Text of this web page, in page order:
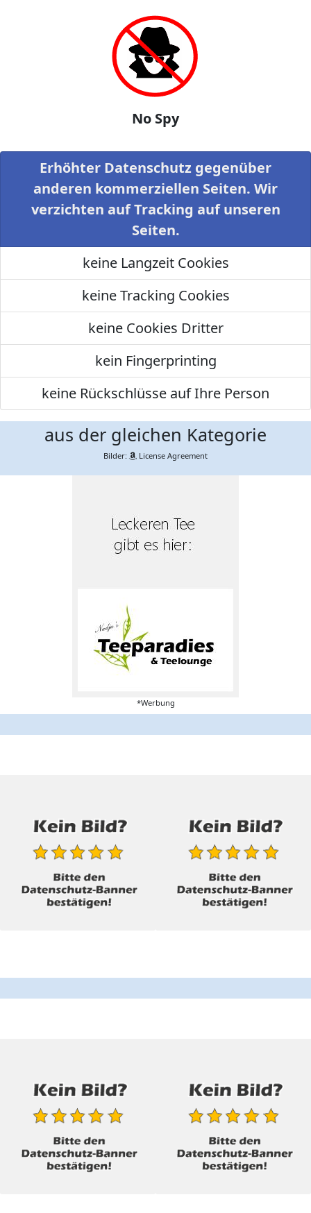
No Spy
Erhöhter Datenschutz gegenüber
anderen kommerziellen Seiten. Wir
verzichten auf Tracking auf unseren
Seiten.
keine Langzeit Cookies
keine Tracking Cookies
keine Cookies Dritter
kein Fingerprinting
keine Rückschlüsse auf Ihre Person
aus der gleichen Kategorie
Bilder: License Agreement
*Werbung